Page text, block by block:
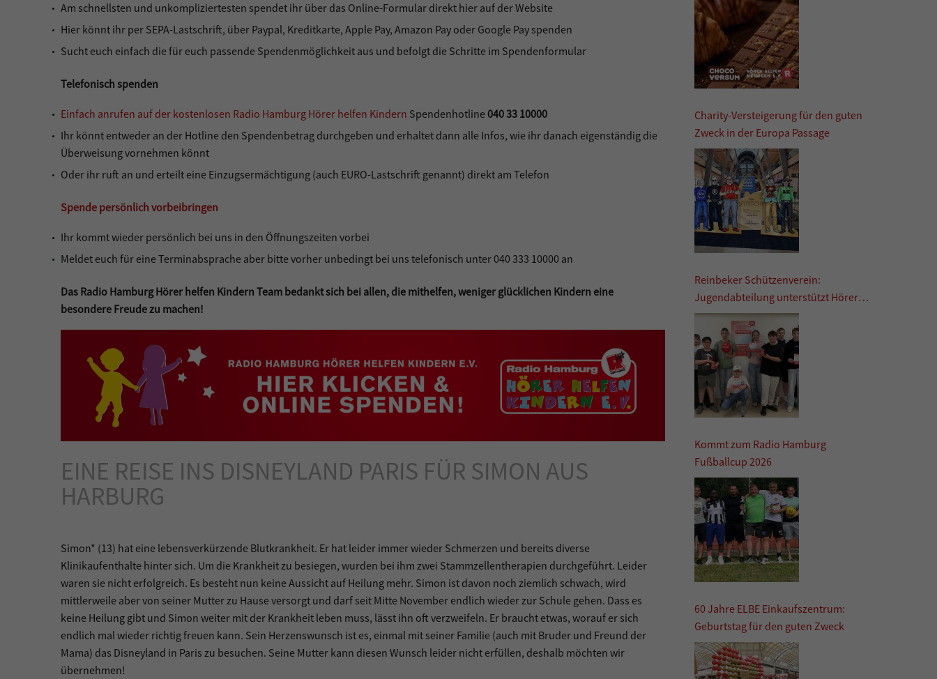
Am schnellsten und unkompliziertesten spendet ihr über das Online-Formular direkt hier auf der Website
Hier könnt ihr per SEPA-Lastschrift, über Paypal, Kreditkarte, Apple Pay, Amazon Pay oder Google Pay spenden
Sucht euch einfach die für euch passende Spendenmöglichkeit aus und befolgt die Schritte im Spendenformular
Telefonisch spenden
Einfach anrufen auf der kostenlosen Radio Hamburg Hörer helfen Kindern Spendenhotline040 33 10000
Ihr könnt entweder an der Hotline den Spendenbetrag durchgeben und erhaltet dann alle Infos, wie ihr danach eigenständig die
Überweisung vornehmen könnt
Oder ihr ruft an und erteilt eine Einzugsermächtigung (auch EURO-Lastschrift genannt) direkt am Telefon
Spende persönlich vorbeibringen
Ihr kommt wieder persönlich bei uns in den Öffnungszeiten vorbei
Meldet euch für eine Terminabsprache aber bitte vorher unbedingt bei uns telefonisch unter 040 333 10000 an
Das Radio Hamburg Hörer helfen Kindern Team bedankt sich bei allen, die mithelfen, weniger glücklichen Kindern eine
besondere Freude zu machen!
EINE REISE INS DISNEYLAND PARIS FÜR SIMON AUS
HARBURG
Simon* (13) hat eine lebensverkürzende Blutkrankheit. Er hat leider immer wieder Schmerzen und bereits diverse
Klinikaufenthalte hinter sich. Um die Krankheit zu besiegen, wurden bei ihm zwei Stammzellentherapien durchgeführt. Leider
waren sie nicht erfolgreich. Es besteht nun keine Aussicht auf Heilung mehr. Simon ist davon noch ziemlich schwach, wird
mittlerweile aber von seiner Mutter zu Hause versorgt und darf seit Mitte November endlich wieder zur Schule gehen. Dass es
keine Heilung gibt und Simon weiter mit der Krankheit leben muss, lässt ihn oft verzweifeln. Er braucht etwas, worauf er sich
endlich mal wieder richtig freuen kann. Sein Herzenswunsch ist es, einmal mit seiner Familie (auch mit Bruder und Freund der
Mama) das Disneyland in Paris zu besuchen. Seine Mutter kann diesen Wunsch leider nicht erfüllen, deshalb möchten wir
übernehmen!
Charity-Versteigerung für den guten
Zweck in der Europa Passage
Reinbeker Schützenverein:
Jugendabteilung unterstützt Hörer
helfen Kindern
Kommt zum Radio Hamburg
Fußballcup 2026
60 Jahre ELBE Einkaufszentrum:
Geburtstag für den guten Zweck